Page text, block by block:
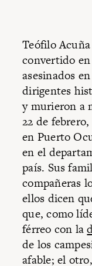
Teófilo
convertido
asesinados
dirigentes
y murieron a
22 de
en Puerto
en el
país. Sus
compañeras
ellos dicen
que, como
férreo con la
de los
afable; el